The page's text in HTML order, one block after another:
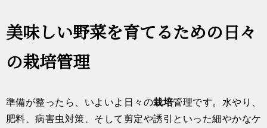
美味しい野菜を育てるための日々
の栽培管理
準備が整ったら、いよいよ日々の栽培管理です。水やり、
肥料、病害虫対策、そして剪定や誘引といった細やかなケ